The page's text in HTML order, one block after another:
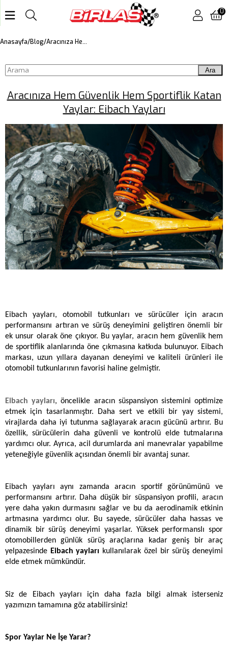
0
Anasayfa Blog Aracınıza Hem Güvenlik Hem Sportiflik Katan Yaylar: Eibach Yayları
Ara
Aracınıza Hem Güvenlik Hem Sportiflik Katan
Yaylar: Eibach Yayları
Eibach yayları, otomobil tutkunları ve sürücüler için aracın
performansını artıran ve sürüş deneyimini geliştiren önemli bir
ek unsur olarak öne çıkıyor. Bu yaylar, aracın hem güvenlik hem
de sportiflik alanlarında öne çıkmasına katkıda bulunuyor. Eibach
markası, uzun yıllara dayanan deneyimi ve kaliteli ürünleri ile
otomobil tutkunlarının favorisi haline gelmiştir.
Eibach yayları, öncelikle aracın süspansiyon sistemini optimize
etmek için tasarlanmıştır. Daha sert ve etkili bir yay sistemi,
virajlarda daha iyi tutunma sağlayarak aracın gücünü artırır. Bu
özellik, sürücülerin daha güvenli ve kontrolü elde tutmalarına
yardımcı olur. Ayrıca, acil durumlarda ani manevralar yapabilme
yeteneğiyle güvenlik açısından önemli bir avantaj sunar.
Eibach yayları aynı zamanda aracın sportif görünümünü ve
performansını artırır. Daha düşük bir süspansiyon profili, aracın
yere daha yakın durmasını sağlar ve bu da aerodinamik etkinin
artmasına yardımcı olur. Bu sayede, sürücüler daha hassas ve
dinamik bir sürüş deneyimi yaşarlar. Yüksek performanslı spor
otomobillerden günlük sürüş araçlarına kadar geniş bir araç
yelpazesinde Eibach yayları kullanılarak özel bir sürüş deneyimi
elde etmek mümkündür.
Siz de Eibach yayları için daha fazla bilgi almak isterseniz
yazımızın tamamına göz atabilirsiniz!
Spor Yaylar Ne İşe Yarar?